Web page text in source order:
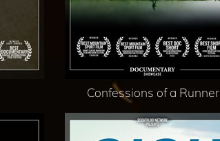
Confessions of a Runner